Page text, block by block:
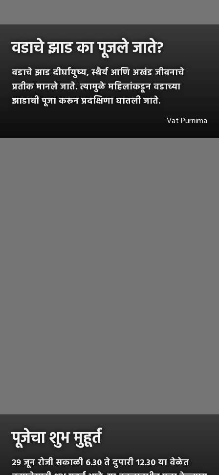
वडाचे झाड का पूजले जाते?
वडाचे झाड दीर्घायुष्य, स्थैर्य आणि अखंड जीवनाचे
प्रतीक मानले जाते. त्यामुळे महिलांकडून वडाच्या
झाडाची पूजा करून प्रदक्षिणा घातली जाते.
Vat Purnima
पूजेचा शुभ मुहूर्त
29 जून रोजी सकाळी 6.30 ते दुपारी 12.30 या वेळेत